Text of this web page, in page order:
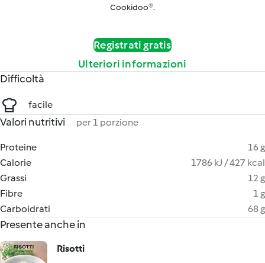
Cookidoo®.
Registrati gratis
Ulteriori informazioni
Difficoltà
facile
Valori nutritivi per 1 porzione
Proteine
16 g
Calorie
1786 kJ / 427 kcal
Grassi
12 g
Fibre
1 g
Carboidrati
68 g
Presente anche in
Risotti